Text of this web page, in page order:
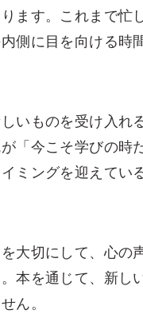
ます。これまで忙
側に目を向ける時
いものを受け入れ
「今こそ学びの時
ミングを迎えてい
大切にして、心の
本を通じて、新し
ん。